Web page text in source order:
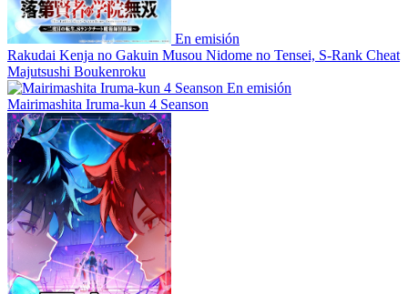
En emisión
Rakudai Kenja no Gakuin Musou Nidome no Tensei, S-Rank Cheat
Majutsushi Boukenroku
En emisión
Mairimashita Iruma-kun 4 Seanson